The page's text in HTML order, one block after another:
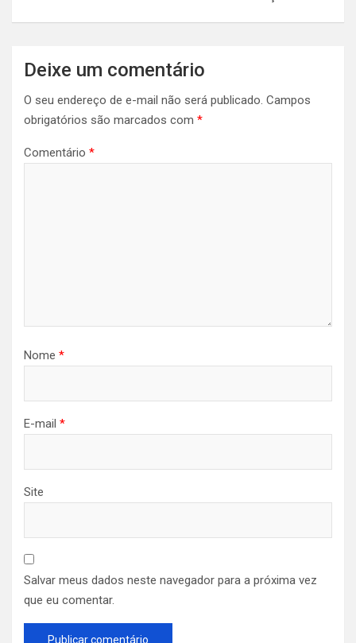
Deixe um comentário
O seu endereço de e-mail não será publicado. Campos
obrigatórios são marcados com *
Comentário *
Nome *
E-mail *
Site
Salvar meus dados neste navegador para a próxima vez
que eu comentar.